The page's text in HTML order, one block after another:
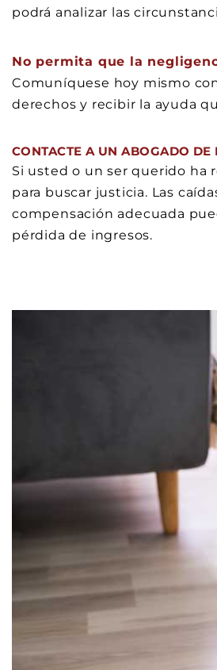
podrá analizar las
No permita que la
Comuníquese hoy mismo
derechos y recibir la ayuda
CONTACTE A UN ABOGADO
Si usted o un ser querido ha
para buscar justicia. Las
compensación adecuada
pérdida de ingresos.